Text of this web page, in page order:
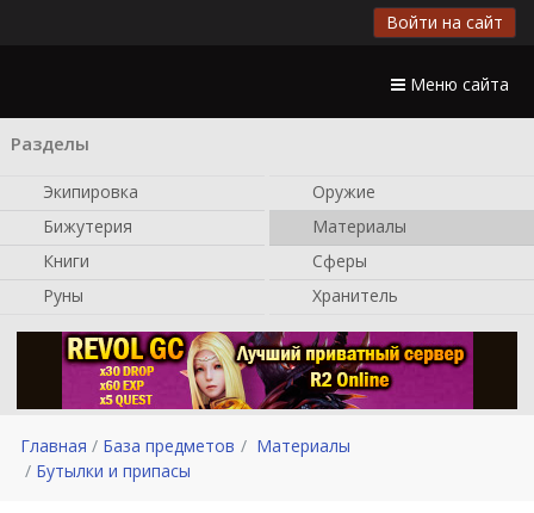
Войти на сайт
Меню сайта
Разделы
Экипировка
Оружие
Бижутерия
Материалы
Книги
Сферы
Руны
Хранитель
Главная База предметов
Материалы
Бутылки и припасы